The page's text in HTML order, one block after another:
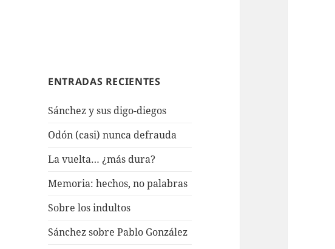
ENTRADAS RECIENTES
Sánchez y sus digo-diegos
Odón (casi) nunca defrauda
La vuelta… ¿más dura?
Memoria: hechos, no palabras
Sobre los indultos
Sánchez sobre Pablo González